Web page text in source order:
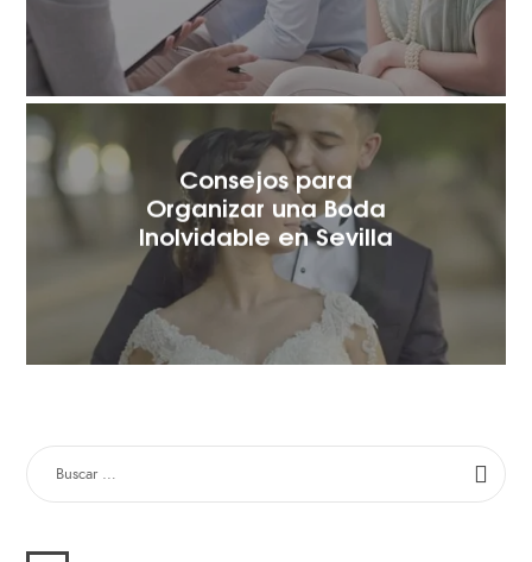
Consejos para
Organizar una Boda
Inolvidable en Sevilla